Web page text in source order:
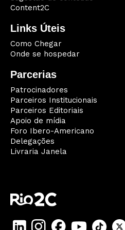
Content2C
Links Úteis
Como Chegar
Onde se hospedar
Parcerias
Patrocinadores
Parceiros Institucionais
Parceiros Editoriais
Apoio de mídia
Foro Ibero-Americano
Delegações
Livraria Janela